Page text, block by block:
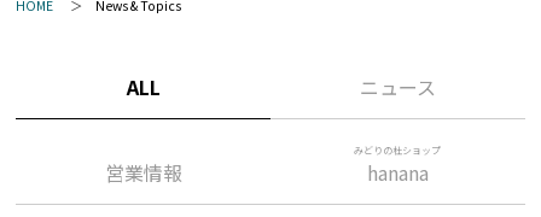
HOME News & Topics
ALL ニュース
営業情報
みどりの杜ショップ
hanana